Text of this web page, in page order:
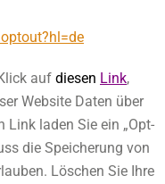
auf diesen Link,
Website Daten über
laden Sie ein „Opt-
die Speicherung von
Löschen Sie Ihre